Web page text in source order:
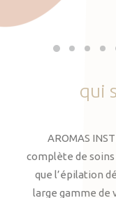
qui
AROMAS
complète de
que l’épilation
large gamme de